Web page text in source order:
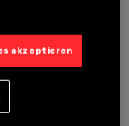
mit LEDs mit
Struktur
Bügel aus
Wärmeableiter aus
Passives
akzeptieren